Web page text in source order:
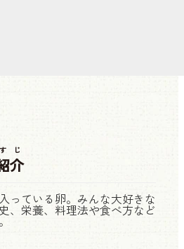
介
じ
っている卵。みんな大好きな
、栄養、料理法や食べ方など